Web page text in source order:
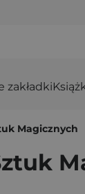
zakładki
Magicznych